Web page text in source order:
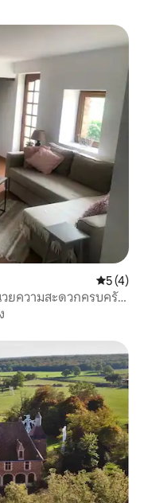
คะแนนเฉ
5 (4)
ยความสะดวกครบครัน